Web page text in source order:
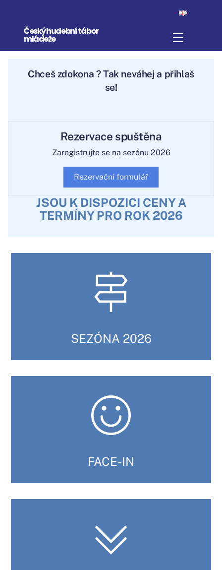
contentČeský hudební tábor
mládeže Menu
Chcešzdokonal ? Tak neváhej a přihlaš
se!
Rezervace spuštěna
Zaregistrujte se na sezónu 2026
Rezervační formulář
JSOU K DISPOZICI CENY A
TERMÍNY PRO ROK 2026
SEZÓNA 2026
FACE-IN